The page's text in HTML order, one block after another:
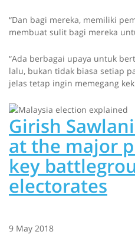
“Dan bagi mereka, memiliki
membuat sulit bagi mereka
“Ada berbagai upaya untuk
lalu, bukan tidak biasa setiap
jelas tetap ingin memegang
Girish
at the major
key
electorates
9 May 2018